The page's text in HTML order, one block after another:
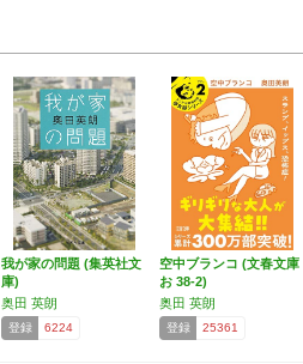
我が家の問題 (集英社文
庫)
奥田 英朗
登録 6224
空中ブランコ (文春文庫
お 38-2)
奥田 英朗
登録 25361